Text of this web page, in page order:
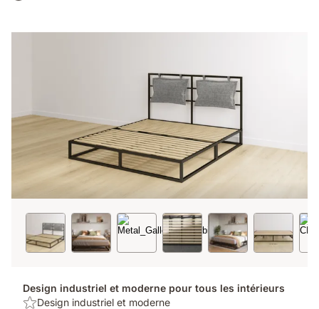
Design industriel et moderne pour tous les intérieurs
USP/Benefit:
Design industriel et moderne